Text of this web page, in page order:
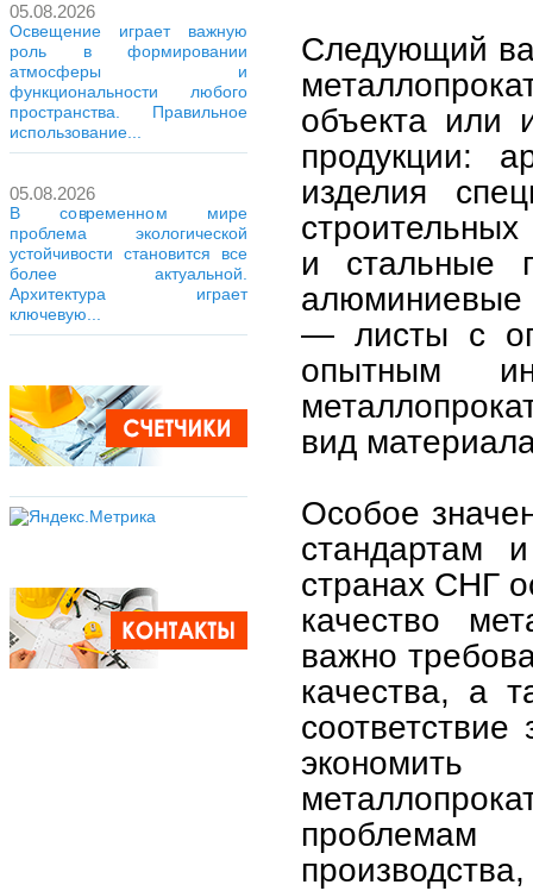
05.08.2026
Освещение играет важную
роль в формировании
атмосферы и
функциональности любого
пространства. Правильное
использование...
05.08.2026
В современном мире
проблема экологической
устойчивости становится все
более актуальной.
Архитектура играет
ключевую...
Следующий
объекта или
продукции:
изделия
и стальные
алюминиевые
— листы с
опытным
вид
Особое
стандартам
странах СНГ
качество
важно
качества, а
проблемам